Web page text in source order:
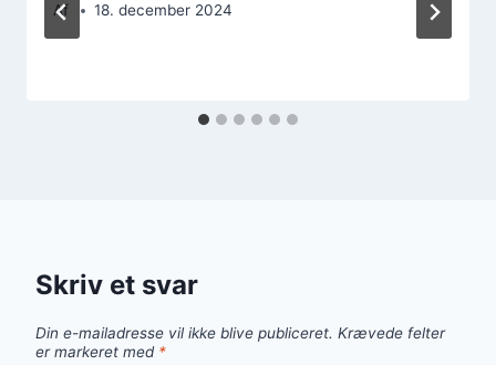
Af 18. december 2024
Skriv et svar
Din e-mailadresse vil ikke blive publiceret. Krævede felter
er markeret med *